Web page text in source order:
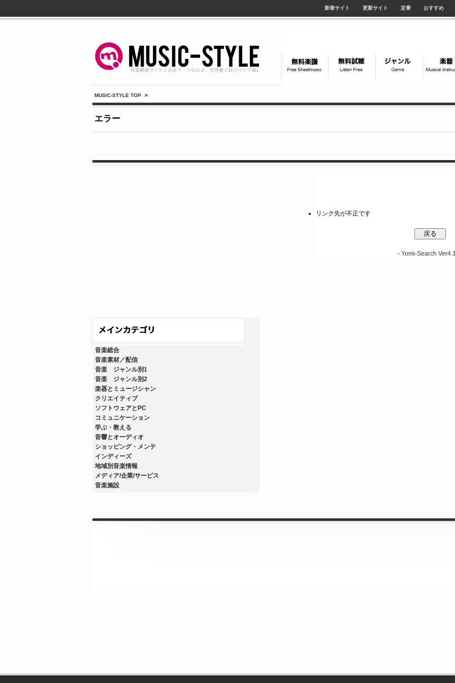
新着サイト 更新サイト 定番 おすすめ
MUSIC-STYLE TOP >
エラー
音楽総合
音楽素材／配信
音楽 ジャンル別1
音楽 ジャンル別2
楽器とミュージシャン
クリエイティブ
ソフトウェアとPC
コミュニケーション
学ぶ・教える
音響とオーディオ
ショッピング・メンテ
インディーズ
地域別音楽情報
メディア/企業/サービス
音楽施設
リンク先が不正です
- Yomi-Search